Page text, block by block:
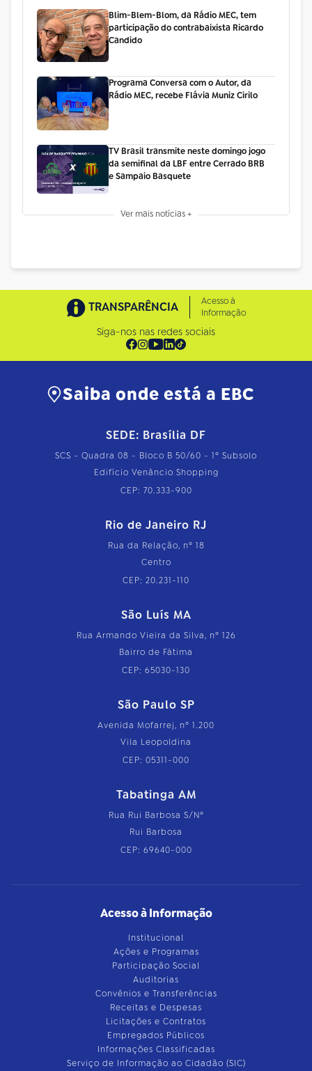
Blim-Blem-Blom, da Rádio MEC, tem
participação do contrabaixista Ricardo
Candido
Programa Conversa com o Autor, da
Rádio MEC, recebe Flávia Muniz Cirilo
TV Brasil transmite neste domingo jogo
da semifinal da LBF entre Cerrado BRB
e Sampaio Basquete
Ver mais notícias +
TRANSPARÊNCIA
Acesso à
Informação
Siga-nos nas redes sociais
Saiba onde está a EBC
SEDE: Brasília DF
SCS - Quadra 08 - Bloco B 50/60 - 1º Subsolo
Edifício Venâncio Shopping
CEP: 70.333-900
Rio de Janeiro RJ
Rua da Relação, nº 18
Centro
CEP: 20.231-110
São Luís MA
Rua Armando Vieira da Silva, nº 126
Bairro de Fátima
CEP: 65030-130
São Paulo SP
Avenida Mofarrej, nº 1.200
Vila Leopoldina
CEP: 05311-000
Tabatinga AM
Rua Rui Barbosa S/Nº
Rui Barbosa
CEP: 69640-000
Acesso à Informação
Institucional
Ações e Programas
Participação Social
Auditorias
Convênios e Transferências
Receitas e Despesas
Licitações e Contratos
Empregados Públicos
Informações Classificadas
Serviço de Informação ao Cidadão (SIC)